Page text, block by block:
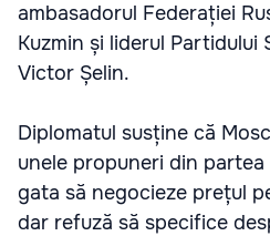
ambasadorul Federației
Kuzmin și liderul Partidului
Victor Șelin.
Diplomatul susține că
unele propuneri din partea
gata să negocieze prețul
dar refuză să specifice